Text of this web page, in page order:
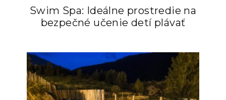
Swim Spa: Ideálne prostredie na
bezpečné učenie detí plávať